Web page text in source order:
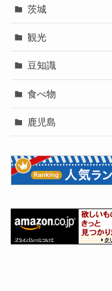
茨城
観光
豆知識
食べ物
鹿児島